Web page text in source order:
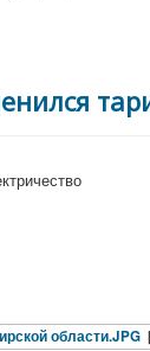
области.JPG